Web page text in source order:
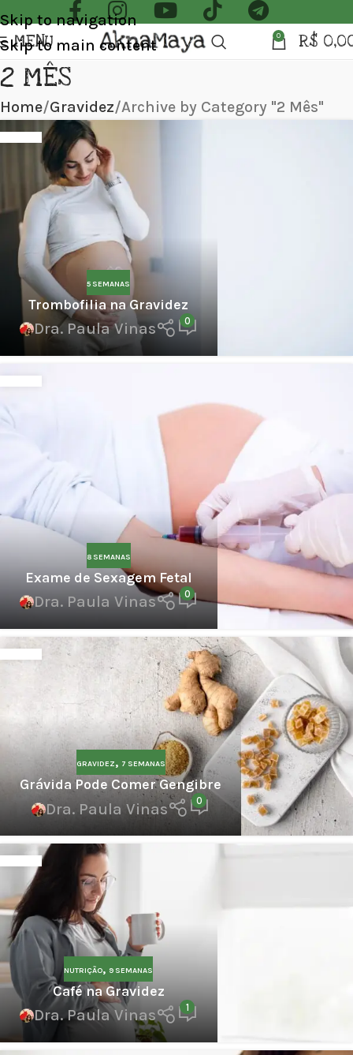
Skip to navigation
Skip to main content
MENU 0 R$
2 MÊS
Home Gravidez Archive by Category "2 Mês"
5 SEMANAS
Trombofilia na Gravidez
Dra. Paula Vinas 0
8 SEMANAS
Exame de Sexagem Fetal
Dra. Paula Vinas 0
GRAVIDEZ, 7 SEMANAS
Grávida Pode Comer Gengibre
Dra. Paula Vinas 0
NUTRIÇÃO, 9 SEMANAS
Café na Gravidez
Dra. Paula Vinas 1